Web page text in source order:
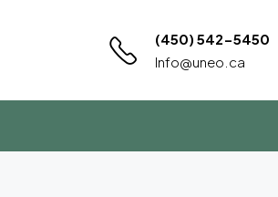
(450) 542-5450
Info@uneo.ca